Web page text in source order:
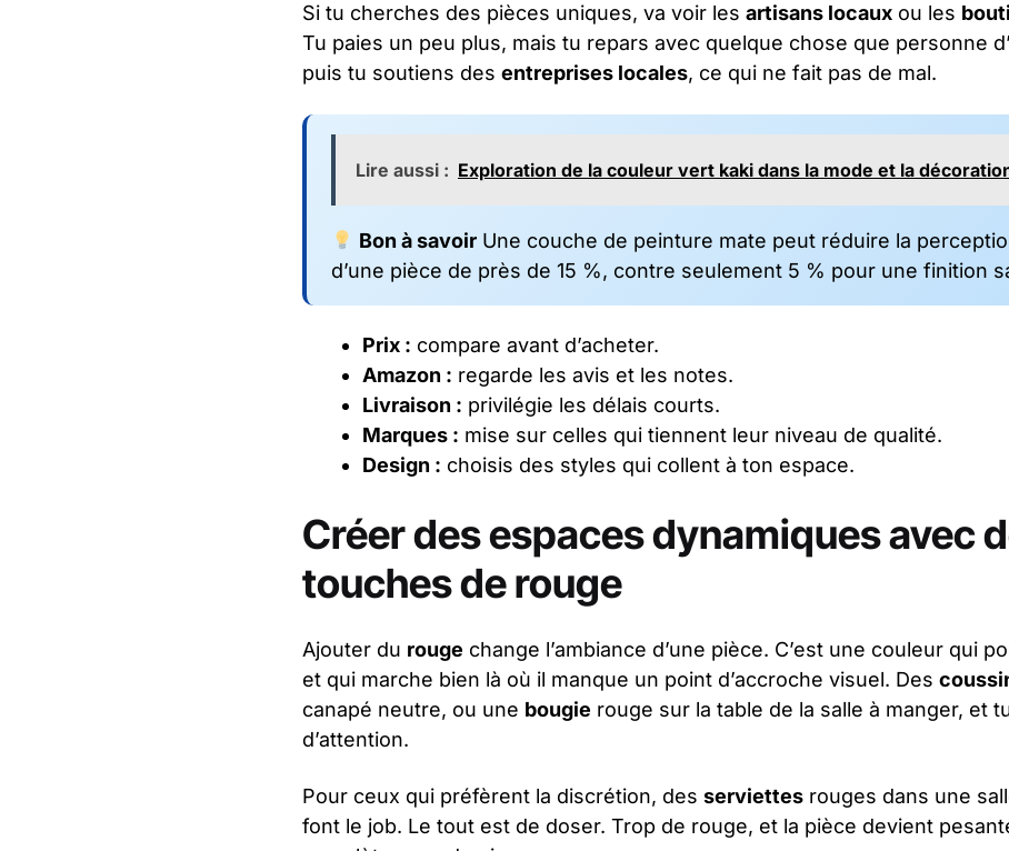
Si tu cherches des pièces uniques, va voir les artisans locaux ou les
Tu paies un peu plus, mais tu repars avec quelque chose que personne
puis tu soutiens des entreprises locales, ce qui ne fait pas de mal.
Lire aussi : Exploration de la couleur vert kaki dans la mode et la
Bon à savoirUne couche de peinture mate peut réduire la
d’une pièce de près de 15 %, contre seulement 5 % pour une finition
Prix : compare avant d’acheter.
Amazon : regarde les avis et les notes.
Livraison : privilégie les délais courts.
Marques : mise sur celles qui tiennent leur niveau de qualité.
Design : choisis des styles qui collent à ton espace.
Créer des espaces dynamiques avec
touches de rouge
Ajouter du rouge change l’ambiance d’une pièce. C’est une couleur qui
et qui marche bien là où il manque un point d’accroche visuel. Des
canapé neutre, ou une bougie rouge sur la table de la salle à manger, et
d’attention.
Pour ceux qui préfèrent la discrétion, des serviettes rouges dans une
font le job. Le tout est de doser. Trop de rouge, et la pièce devient